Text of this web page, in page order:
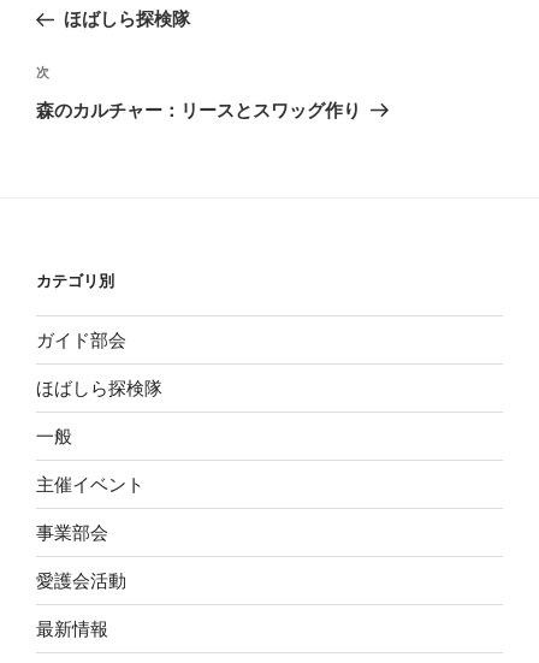
ナ
ビ
ゲ
の
稿
ほばしら探検隊
次
の
次
森のカルチャー：リースとスワッグ作り
カテゴリ別
ガイド部会
ほばしら探検隊
一般
主催イベント
事業部会
愛護会活動
最新情報